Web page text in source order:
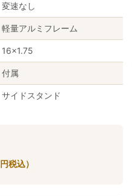
変速なし
軽量アルミフレーム
16×1.75
付属
サイドスタンド
円税込）